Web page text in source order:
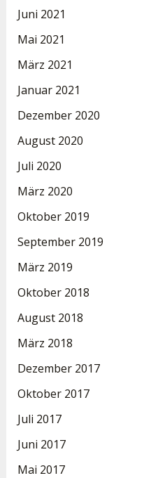
Juni 2021
Mai 2021
März 2021
Januar 2021
Dezember 2020
August 2020
Juli 2020
März 2020
Oktober 2019
September 2019
März 2019
Oktober 2018
August 2018
März 2018
Dezember 2017
Oktober 2017
Juli 2017
Juni 2017
Mai 2017